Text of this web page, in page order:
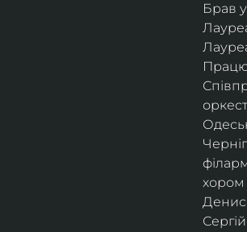
Брав
хором